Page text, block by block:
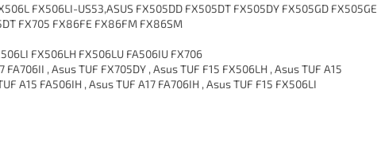
FX506LI-US53,ASUS FX505DD FX505DT FX505DY FX505GD FX505GE
FX705 FX86FE FX86FM FX86SM
FX506LH FX506LU FA506IU FX706
FA706II , Asus TUF FX705DY , Asus TUF F15 FX506LH , Asus TUF A15
A15 FA506IH , Asus TUF A17 FA706IH , Asus TUF F15 FX506LI